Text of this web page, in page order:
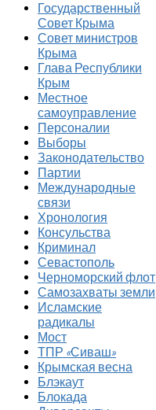
Государственный
Совет Крыма
Совет министров
Крыма
Глава Республики
Крым
Местное
самоуправление
Персоналии
Выборы
Законодательство
Партии
Международные
связи
Хронология
Консульства
Криминал
Севастополь
Черноморский флот
Самозахваты земли
Исламские
радикалы
Мост
ТПР «Сиваш»
Крымская весна
Блэкаут
Блокада